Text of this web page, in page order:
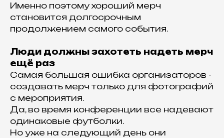
Именно поэтому хороший мерч
становится долгосрочным
продолжением самого события.
Люди должны захотеть надеть мерч
ещё раз
Самая большая ошибка организаторов -
создавать мерч только для фотографий
с мероприятия.
Да, во время конференции все надевают
одинаковые футболки.
Но уже на следующий день они